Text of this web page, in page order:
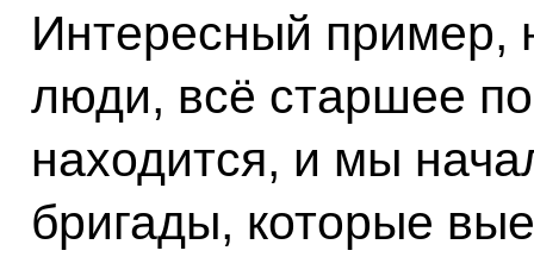
Интересный пример,
люди, всё старшее
находится, и мы
бригады, которые